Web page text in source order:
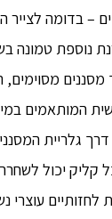
– בדומה
נוספת טמונה
מסננים
המותאמים
גלריית
קליק יכול
לחזותיים